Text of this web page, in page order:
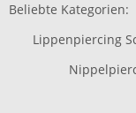
Beliebte Kategorien:
Lippenpiercing